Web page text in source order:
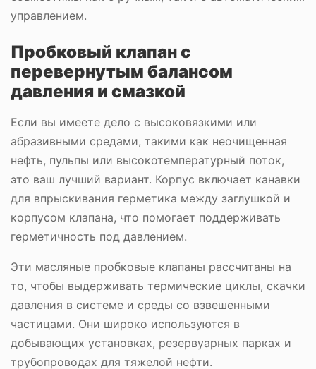
управлением.
Пробковый клапан с
перевернутым балансом
давления и смазкой
Если вы имеете дело с высоковязкими или
абразивными средами, такими как неочищенная
нефть, пульпы или высокотемпературный поток,
это ваш лучший вариант. Корпус включает канавки
для впрыскивания герметика между заглушкой и
корпусом клапана, что помогает поддерживать
герметичность под давлением.
Эти масляные пробковые клапаны рассчитаны на
то, чтобы выдерживать термические циклы, скачки
давления в системе и среды со взвешенными
частицами. Они широко используются в
добывающих установках, резервуарных парках и
трубопроводах для тяжелой нефти.